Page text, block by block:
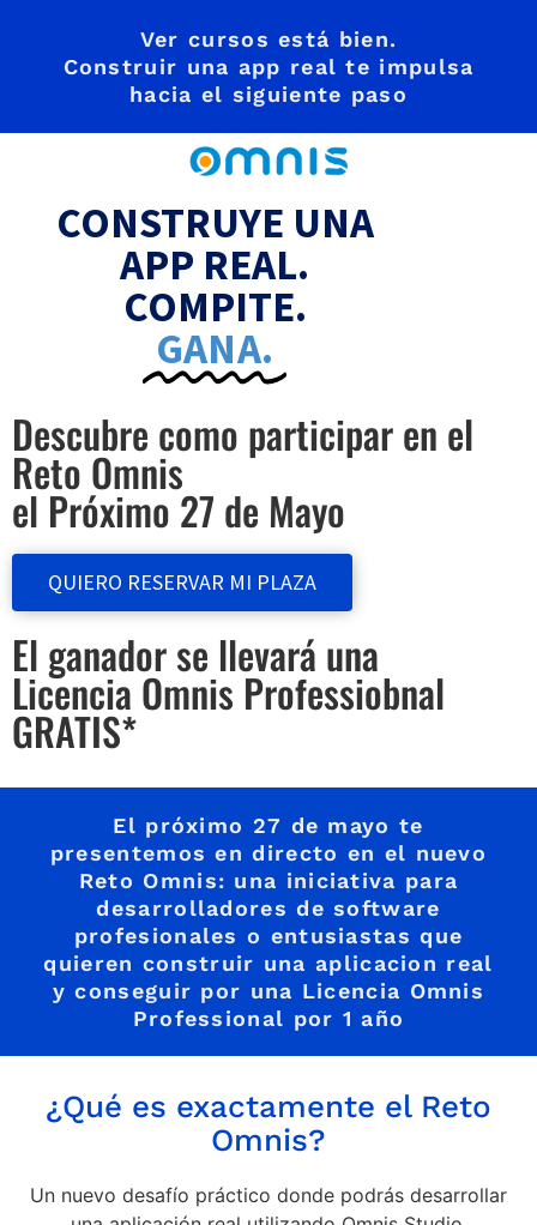
Ver cursos está bien.
Construir una app real te impulsa
hacia el siguiente paso
CONSTRUYE UNA
APP REAL.
COMPITE.
GANA.
Descubre como participar en el
Reto Omnis
el Próximo 27 de Mayo
QUIERO RESERVAR MI PLAZA
El ganador se llevará una
Licencia Omnis Professiobnal
GRATIS*
El próximo 27 de mayo te
presentemos en directo en el nuevo
Reto Omnis: una iniciativa para
desarrolladores de software
profesionales o entusiastas que
quieren construir una aplicacion real
y conseguir por una Licencia Omnis
Professional por 1 año
¿Qué es exactamente el Reto
Omnis?
Un nuevo desafío práctico donde podrás desarrollar